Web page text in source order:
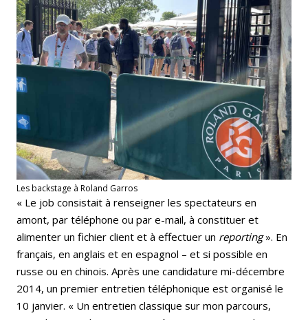
Les backstage à Roland Garros
« Le job consistait à renseigner les spectateurs en
amont, par téléphone ou par e-mail, à constituer et
alimenter un fichier client et à effectuer un reporting». En
français, en anglais et en espagnol – et si possible en
russe ou en chinois. Après une candidature mi-décembre
2014, un premier entretien téléphonique est organisé le
10 janvier. « Un entretien classique sur mon parcours,